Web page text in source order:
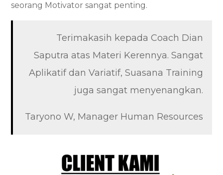
seorang Motivator sangat penting.
Terimakasih kepada Coach Dian
Saputra atas Materi Kerennya. Sangat
Aplikatif dan Variatif, Suasana Training
juga sangat menyenangkan.
Taryono W, Manager Human Resources